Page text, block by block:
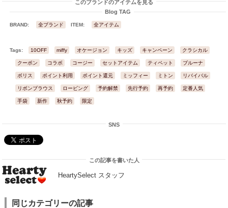
このブランドのアイテムを見る
Blog TAG
BRAND: 全ブランド ITEM: 全アイテム
Tags: 10OFF miffy オケージョン キッズ キャンペーン クラシカル
クーポン コラボ コージー セットアイテム ティペット ブルーナ
ボリス ポイント利用 ポイント還元 ミッフィー ミトン リバイバル
リボンブラウス ロービング 予約解禁 先行予約 再予約 定番人気
手袋 新作 秋予約 限定
SNS
この記事を書いた人
HeartySelect スタッフ
同じカテゴリーの記事